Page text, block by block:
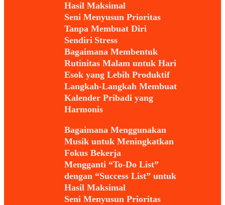
Hasil Maksimal
Seni Menyusun Prioritas
Tanpa Membuat Diri
Sendiri Stress
Bagaimana Membentuk
Rutinitas Malam untuk Hari
Esok yang Lebih Produktif
Langkah-Langkah Membuat
Kalender Pribadi yang
Harmonis
Bagaimana Menggunakan
Musik untuk Meningkatkan
Fokus Bekerja
Mengganti “To-Do List”
dengan “Success List” untuk
Hasil Maksimal
Seni Menyusun Prioritas